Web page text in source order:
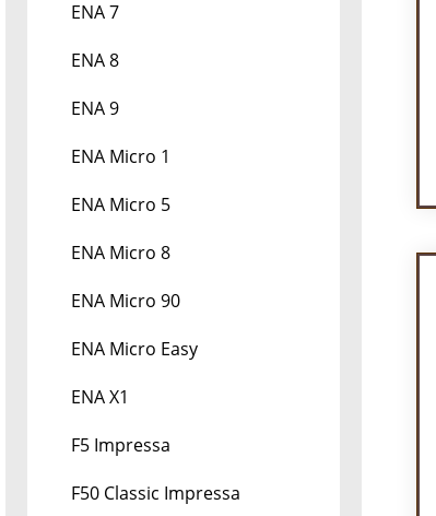
ENA 7
ENA 8
ENA 9
ENA Micro 1
ENA Micro 5
ENA Micro 8
ENA Micro 90
ENA Micro Easy
ENA X1
F5 Impressa
F50 Classic Impressa